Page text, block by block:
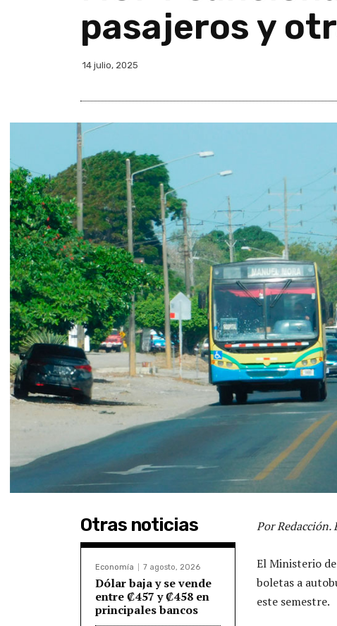
pasajeros y
14 julio, 2025
Otras noticias
Economía 7 agosto, 2026
Dólar baja y se vende
entre ₡457 y ₡458 en
principales bancos
Por Redacción.
El Ministerio
boletas a
este semestre.